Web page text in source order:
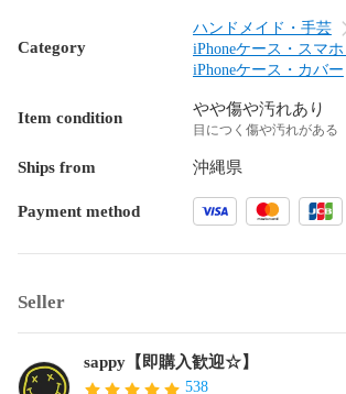
Category
ハンドメイド・手芸
iPhoneケース・スマホ
iPhoneケース・カバー
Item condition やや傷や汚れあり
目につく傷や汚れがある
Ships from 沖縄県
Payment method
Seller
sappy【即購入歓迎☆】
538